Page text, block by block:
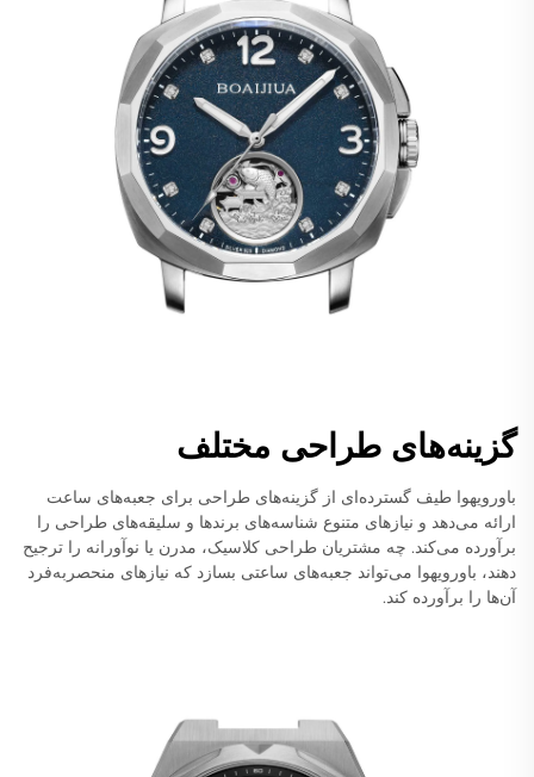
گزینه‌های طراحی مختلف
باورویهوا طیف گسترده‌ای از گزینه‌های طراحی برای جعبه‌های ساعت
ارائه می‌دهد و نیازهای متنوع شناسه‌های برندها و سلیقه‌های طراحی را
برآورده می‌کند. چه مشتریان طراحی کلاسیک، مدرن یا نوآورانه را ترجیح
دهند، باورویهوا می‌تواند جعبه‌های ساعتی بسازد که نیازهای منحصربه‌فرد
آن‌ها را برآورده کند.